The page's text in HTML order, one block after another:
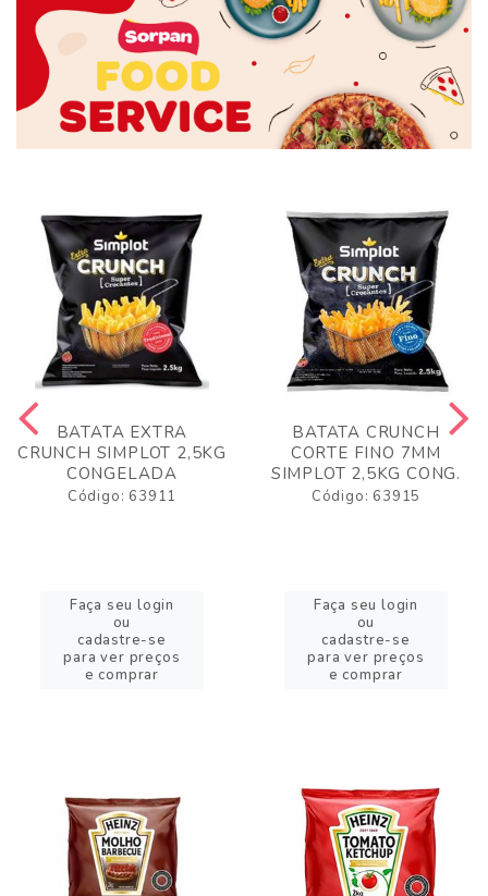
BATATA EXTRA
CRUNCH SIMPLOT 2,5KG
CONGELADA
Código: 63911
Faça seu login
ou
cadastre-se
para ver preços
e comprar
BATATA CRUNCH
CORTE FINO 7MM
SIMPLOT 2,5KG CONG.
Código: 63915
Faça seu login
ou
cadastre-se
para ver preços
e comprar